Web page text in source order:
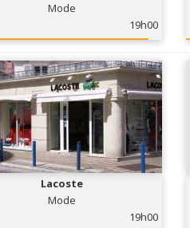
Mode
19h00
Lacoste
Mode
19h00